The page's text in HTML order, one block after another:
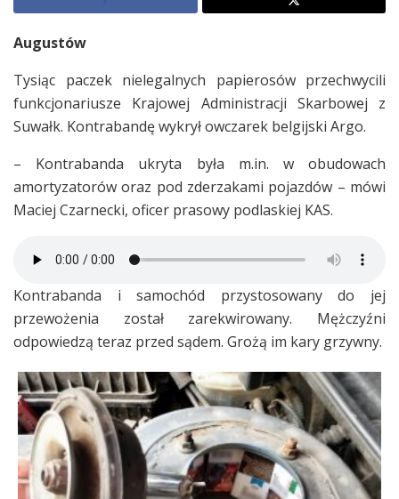
Augustów
Tysiąc paczek nielegalnych papierosów przechwycili
funkcjonariusze Krajowej Administracji Skarbowej z
Suwałk. Kontrabandę wykrył owczarek belgijski Argo.
– Kontrabanda ukryta była m.in. w obudowach
amortyzatorów oraz pod zderzakami pojazdów – mówi
Maciej Czarnecki, oficer prasowy podlaskiej KAS.
Kontrabanda i samochód przystosowany do jej
przewożenia został zarekwirowany. Mężczyźni
odpowiedzą teraz przed sądem. Grożą im kary grzywny.